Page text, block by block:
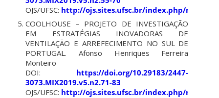
OJS/UFSC: http://ojs.sites.ufsc.br/index.php/
COOLHOUSE – PROJETO DE INVESTIGAÇÃO
EM ESTRATÉGIAS INOVADORAS DE
VENTILAÇÃO E ARREFECIMENTO NO SUL DE
PORTUGAL. Afonso Henriques Ferreira
Monteiro
DOI: https://doi.org/10.29183/2447-
3073.MIX2019.v5.n2.71-83
OJS/UFSC: http://ojs.sites.ufsc.br/index.php/